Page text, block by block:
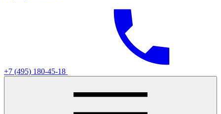
+7 (495) 180-45-18